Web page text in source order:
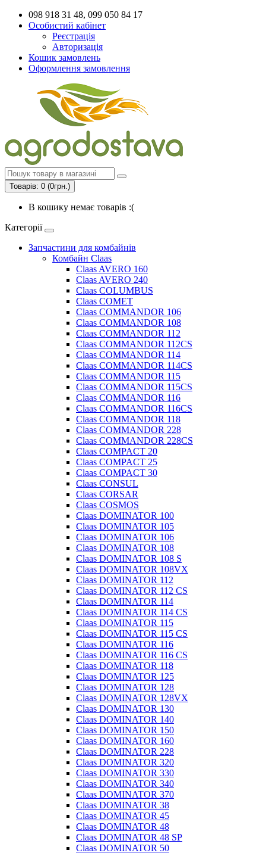
098 918 31 48, 099 050 84 17
Особистий кабінет
Реєстрація
Авторизація
Кошик замовлень
Оформлення замовлення
Товарів: 0 (0грн.)
В кошику немає товарів :(
Категорії
Запчастини для комбайнів
Комбайн Claas
Claas AVERO 160
Claas AVERO 240
Claas COLUMBUS
Claas COMET
Claas COMMANDOR 106
Claas COMMANDOR 108
Claas COMMANDOR 112
Claas COMMANDOR 112CS
Claas COMMANDOR 114
Claas COMMANDOR 114CS
Claas COMMANDOR 115
Claas COMMANDOR 115CS
Claas COMMANDOR 116
Claas COMMANDOR 116CS
Claas COMMANDOR 118
Claas COMMANDOR 228
Claas COMMANDOR 228CS
Claas COMPACT 20
Claas COMPACT 25
Claas COMPACT 30
Claas CONSUL
Claas CORSAR
Claas COSMOS
Claas DOMINATOR 100
Claas DOMINATOR 105
Claas DOMINATOR 106
Claas DOMINATOR 108
Claas DOMINATOR 108 S
Claas DOMINATOR 108VX
Claas DOMINATOR 112
Claas DOMINATOR 112 CS
Claas DOMINATOR 114
Claas DOMINATOR 114 CS
Claas DOMINATOR 115
Claas DOMINATOR 115 CS
Claas DOMINATOR 116
Claas DOMINATOR 116 CS
Claas DOMINATOR 118
Claas DOMINATOR 125
Claas DOMINATOR 128
Claas DOMINATOR 128VX
Claas DOMINATOR 130
Claas DOMINATOR 140
Claas DOMINATOR 150
Claas DOMINATOR 160
Claas DOMINATOR 228
Claas DOMINATOR 320
Claas DOMINATOR 330
Claas DOMINATOR 340
Claas DOMINATOR 370
Claas DOMINATOR 38
Claas DOMINATOR 45
Claas DOMINATOR 48
Claas DOMINATOR 48 SP
Claas DOMINATOR 50